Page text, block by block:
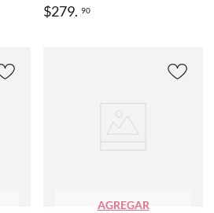
$279. 90
AGREGAR